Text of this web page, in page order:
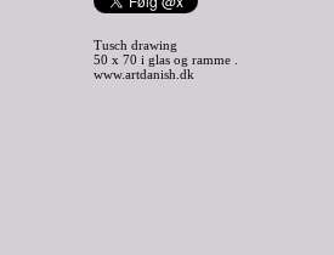
Tusch drawing
50 x 70 i glas og ramme .
www.artdanish.dk